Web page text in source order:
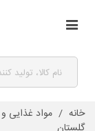
خانه / مواد غذایی و